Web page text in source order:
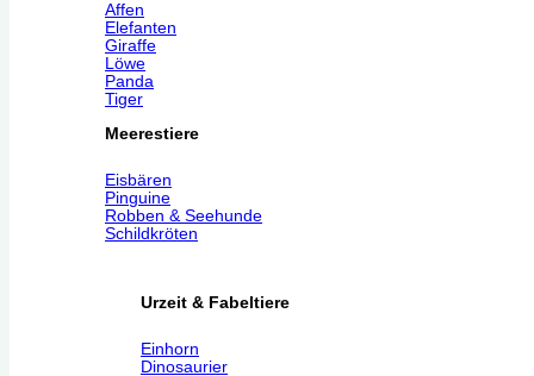
Affen
Elefanten
Giraffe
Löwe
Panda
Tiger
Meerestiere
Eisbären
Pinguine
Robben & Seehunde
Schildkröten
Urzeit & Fabeltiere
Einhorn
Dinosaurier